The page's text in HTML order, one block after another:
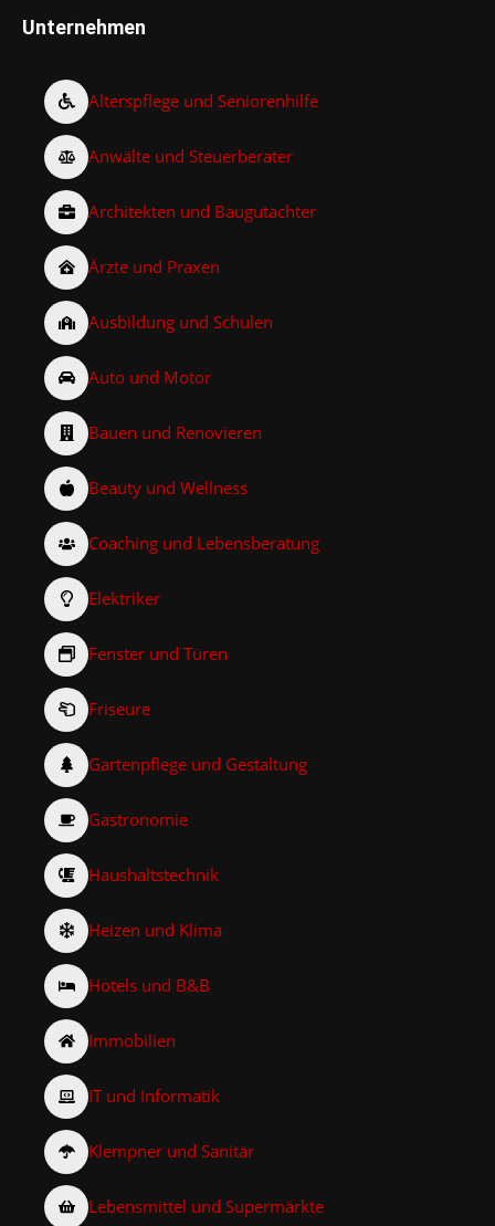
Unternehmen
Alterspflege und Seniorenhilfe
Anwälte und Steuerberater
Architekten und Baugutachter
Ärzte und Praxen
Ausbildung und Schulen
Auto und Motor
Bauen und Renovieren
Beauty und Wellness
Coaching und Lebensberatung
Elektriker
Fenster und Türen
Friseure
Gartenpflege und Gestaltung
Gastronomie
Haushaltstechnik
Heizen und Klima
Hotels und B&B
Immobilien
IT und Informatik
Klempner und Sanitär
Lebensmittel und Supermärkte